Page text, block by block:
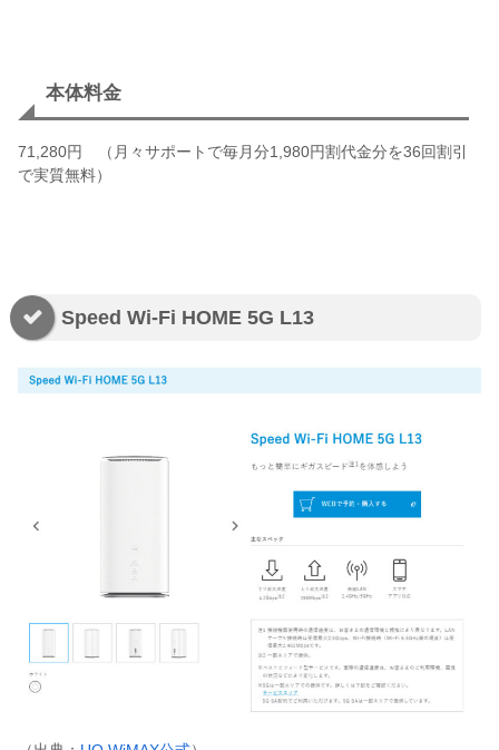
本体料金
71,280円 （月々サポートで毎月分1,980円割代金分を36回割引
で実質無料）
Speed Wi-Fi HOME 5G L13